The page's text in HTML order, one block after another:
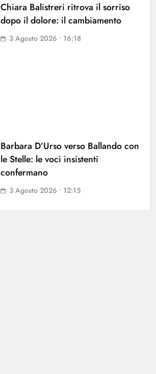
Chiara Balistreri ritrova il sorriso
dopo il dolore: il cambiamento
3 Agosto 2026 • 16:18
Barbara D’Urso verso Ballando con
le Stelle: le voci insistenti
confermano
3 Agosto 2026 • 12:15